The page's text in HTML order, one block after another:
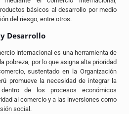
básicos al desarrollo por medio
del riesgo, entre otros.
Desarrollo
internacional es una herramienta de
pobreza, por lo que asigna alta prioridad
sustentado en la Organización
promueve la necesidad de integrar la
de los procesos económicos
al comercio y a las inversiones como
social.